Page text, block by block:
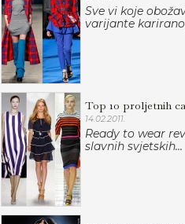
Sve vi koje
varijante
Top 10 proljetnih
14.02.2011.
Ready to wear
slavnih svjetskih...